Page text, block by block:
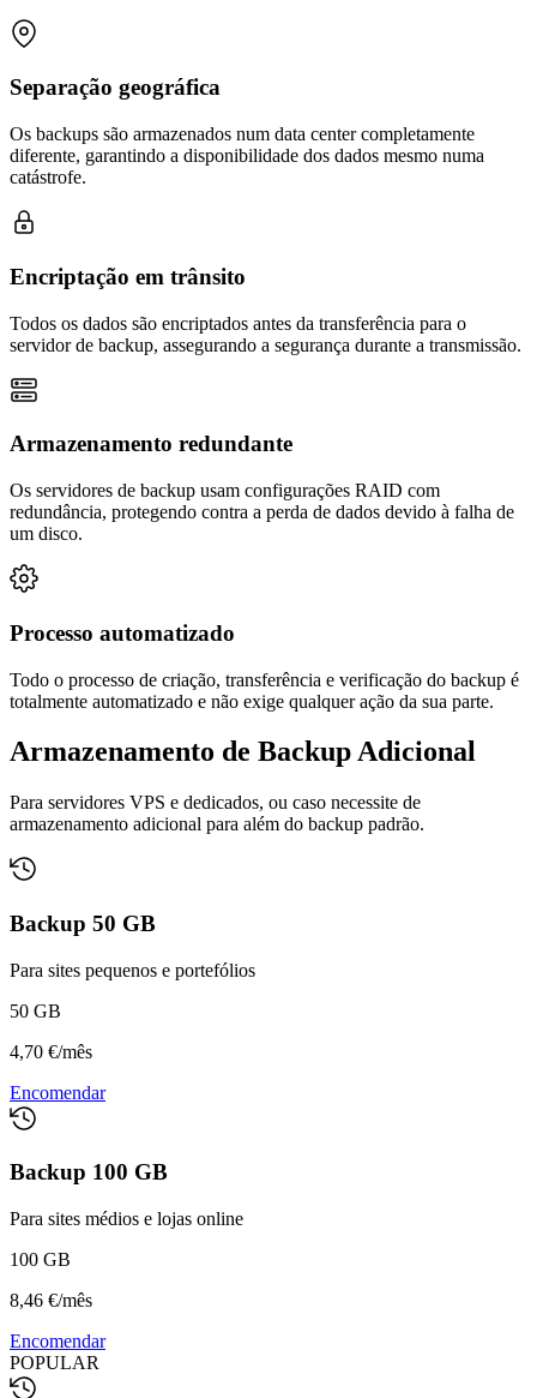
Separação geográfica
Os backups são armazenados num data center completamente
diferente, garantindo a disponibilidade dos dados mesmo numa
catástrofe.
Encriptação em trânsito
Todos os dados são encriptados antes da transferência para o
servidor de backup, assegurando a segurança durante a transmissão.
Armazenamento redundante
Os servidores de backup usam configurações RAID com
redundância, protegendo contra a perda de dados devido à falha de
um disco.
Processo automatizado
Todo o processo de criação, transferência e verificação do backup é
totalmente automatizado e não exige qualquer ação da sua parte.
Armazenamento de Backup Adicional
Para servidores VPS e dedicados, ou caso necessite de
armazenamento adicional para além do backup padrão.
Backup 50 GB
Para sites pequenos e portefólios
50 GB
4,70 €/mês
Encomendar
Backup 100 GB
Para sites médios e lojas online
100 GB
8,46 €/mês
Encomendar
POPULAR